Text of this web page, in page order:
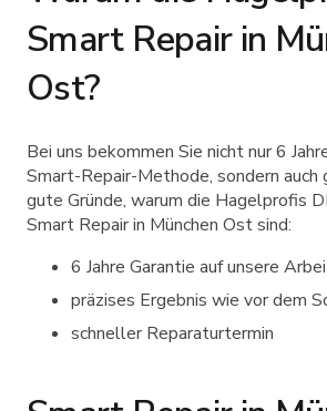
Smart Repair in
Ost?
Bei uns bekommen Sie nicht nur 6
Smart-Repair-Methode, sondern auch
gute Gründe, warum die Hagelprofis
Smart Repair in München Ost sind:
6 Jahre Garantie auf unsere
präzises Ergebnis wie vor dem
schneller Reparaturtermin